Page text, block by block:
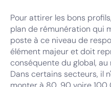
Pour attirer les bons
plan de rémunération qui
poste à ce niveau de
élément majeur et doit
conséquente du global, au
Dans certains secteurs, il